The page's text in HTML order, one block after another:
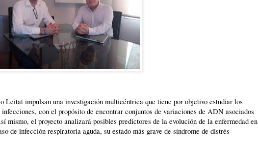
impulsan una investigación multicéntrica que tiene por objetivo estudiar los
con el propósito de encontrar conjuntos de variaciones de ADN asociados
mismo, el proyecto analizará posibles predictores de la evolución de la enfermedad en
de infección respiratoria aguda, su estado más grave de síndrome de distrés